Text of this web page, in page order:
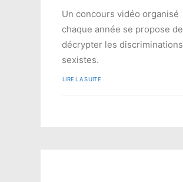
Un concours vidéo organisé
chaque année se propose de
décrypter les discriminations
sexistes.
LIRE LA SUITE